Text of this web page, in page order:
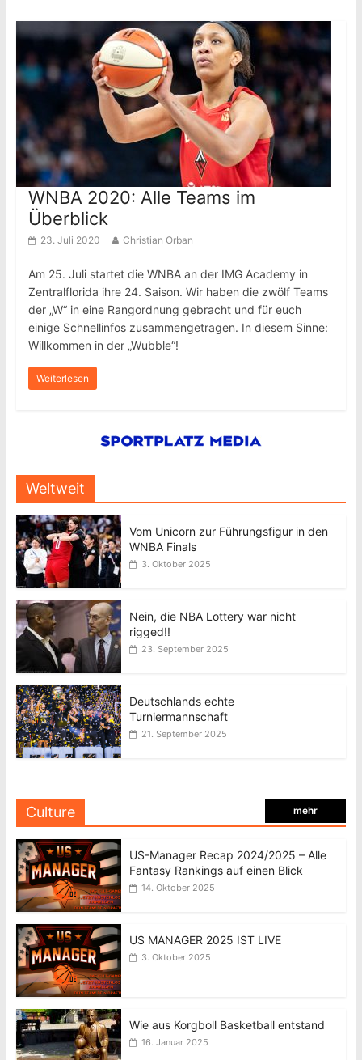
WNBA 2020: Alle Teams im
Überblick
23. Juli 2020 Christian Orban
Am 25. Juli startet die WNBA an der IMG Academy in
Zentralflorida ihre 24. Saison. Wir haben die zwölf Teams
der „W“ in eine Rangordnung gebracht und für euch
einige Schnellinfos zusammengetragen. In diesem Sinne:
Willkommen in der „Wubble“!
Weiterlesen
Weltweit
Vom Unicorn zur Führungsfigur in den
WNBA Finals
3. Oktober 2025
Nein, die NBA Lottery war nicht
rigged!!
23. September 2025
Deutschlands echte
Turniermannschaft
21. September 2025
Culture mehr
US-Manager Recap 2024/2025 – Alle
Fantasy Rankings auf einen Blick
14. Oktober 2025
US MANAGER 2025 IST LIVE
3. Oktober 2025
Wie aus Korgboll Basketball entstand
16. Januar 2025